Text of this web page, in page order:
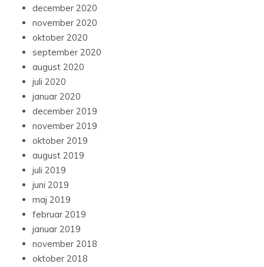
december 2020
november 2020
oktober 2020
september 2020
august 2020
juli 2020
januar 2020
december 2019
november 2019
oktober 2019
august 2019
juli 2019
juni 2019
maj 2019
februar 2019
januar 2019
november 2018
oktober 2018